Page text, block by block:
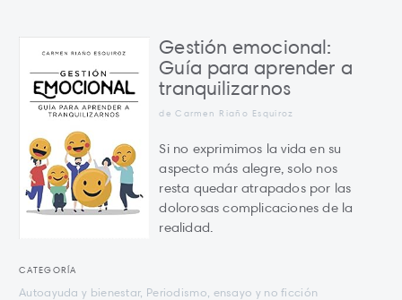
Gestión emocional:
Guía para aprender a
tranquilizarnos
de Carmen Riaño Esquiroz
Si no exprimimos la vida en su
aspecto más alegre, solo nos
resta quedar atrapados por las
dolorosas complicaciones de la
realidad.
CATEGORÍA
Autoayuda y bienestar, Periodismo, ensayo y no ficción